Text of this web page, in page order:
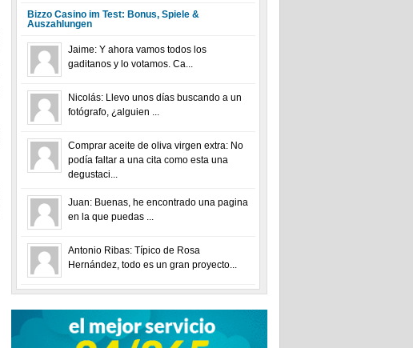
Bizzo Casino im Test: Bonus, Spiele &
Auszahlungen
Jaime: Y ahora vamos todos los
gaditanos y lo votamos. Ca...
Nicolás: Llevo unos días buscando a un
fotógrafo, ¿alguien ...
Comprar aceite de oliva virgen extra: No
podía faltar a una cita como esta una
degustaci...
Juan: Buenas, he encontrado una pagina
en la que puedas ...
Antonio Ribas: Típico de Rosa
Hernández, todo es un gran proyecto...